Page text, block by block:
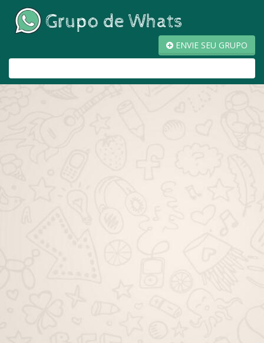
ENVIE SEU GRUPO